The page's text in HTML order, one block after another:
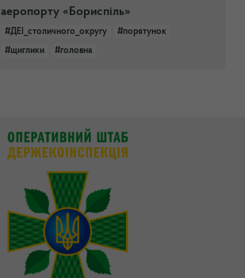
аеропорту «Бориспіль»
#ДЕІ_столичного_округу
#порятунок
#щиглики
#головна